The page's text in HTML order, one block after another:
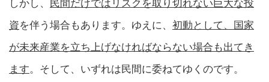
しかし、 民間だけではリスクを取り切れない巨大な投
資を伴う場合もあります。ゆえに、 初動として、国家
が未来産業を立ち上げなければならない場合も出てき
ます。そして、いずれは民間に委ねてゆくのです。